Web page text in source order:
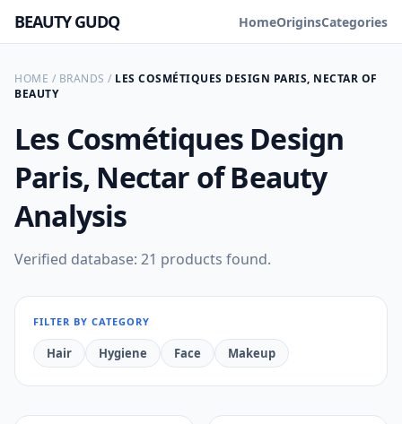
BEAUTY GUDQ HomeOriginsCategories
HOME / BRANDS / LES COSMÉTIQUES DESIGN PARIS, NECTAR OF
BEAUTY
Les Cosmétiques Design
Paris, Nectar of Beauty
Analysis
Verified database: 21 products found.
FILTER BY CATEGORY
Hair Hygiene Face Makeup